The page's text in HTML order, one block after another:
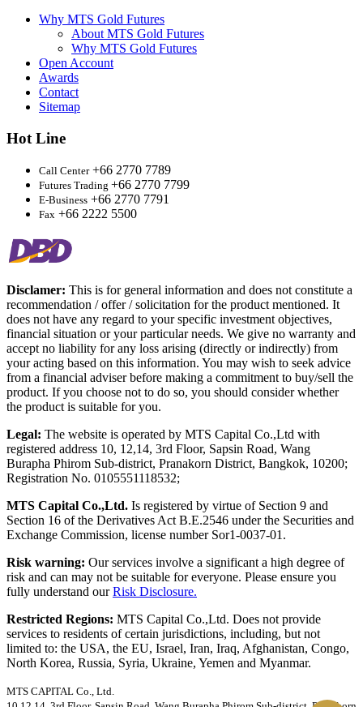
Why MTS Gold Futures
About MTS Gold Futures
Why MTS Gold Futures
Open Account
Awards
Contact
Sitemap
Hot Line
Call Center+66 2770 7789
Futures Trading +66 2770 7799
E-Business +66 2770 7791
Fax +66 2222 5500
Disclamer: This is for general information and does not constitute a
recommendation / offer / solicitation for the product mentioned. It
does not have any regard to your specific investment objectives,
financial situation or your particular needs. We give no warranty and
accept no liability for any loss arising (directly or indirectly) from
your acting based on this information. You may wish to seek advice
from a financial adviser before making a commitment to buy/sell the
product. If you choose not to do so, you should consider whether
the product is suitable for you.
Legal: The website is operated by MTS Capital Co.,Ltd with
registered address 10, 12,14, 3rd Floor, Sapsin Road, Wang
Burapha Phirom Sub-district, Pranakorn District, Bangkok, 10200;
Registration No. 0105551118532;
MTS Capital Co.,Ltd. Is registered by virtue of Section 9 and
Section 16 of the Derivatives Act B.E.2546 under the Securities and
Exchange Commission, license number Sor1-0037-01.
Risk warning: Our services involve a significant a high degree of
risk and can may not be suitable for everyone. Please ensure you
fully understand ourRisk Disclosure.
Restricted Regions: MTS Capital Co.,Ltd. Does not provide
services to residents of certain jurisdictions, including, but not
limited to: the USA, the EU, Israel, Iran, Iraq, Afghanistan, Congo,
North Korea, Russia, Syria, Ukraine, Yemen and Myanmar.
MTS CAPITAL Co., Ltd.